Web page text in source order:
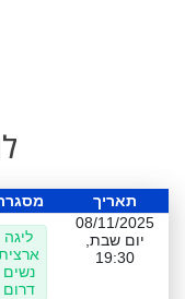
תאריך
08/11/2025
יום שבת,
19:30
ליגה
נשים
דרום